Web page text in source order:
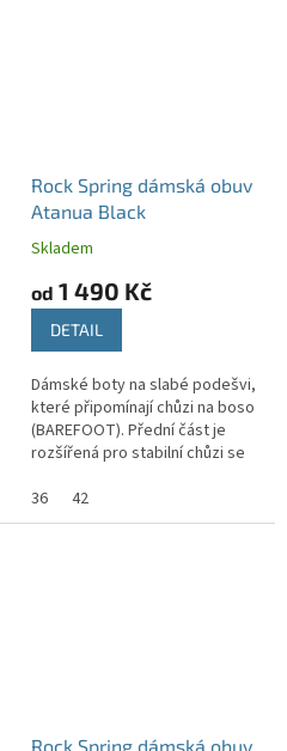
Rock Spring dámská obuv
Atanua Black
Skladem
od 1 490 Kč
DETAIL
Dámské boty na slabé podešvi,
které připomínají chůzi na boso
(BAREFOOT). Přední část je
rozšířená pro stabilní chůzi se
36
42
Rock Spring dámská obuv